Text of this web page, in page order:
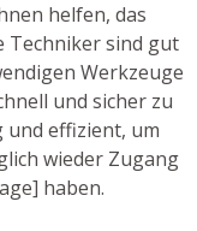
helfen, das
Techniker sind gut
Werkzeuge
und sicher zu
effizient, um
wieder Zugang
haben.